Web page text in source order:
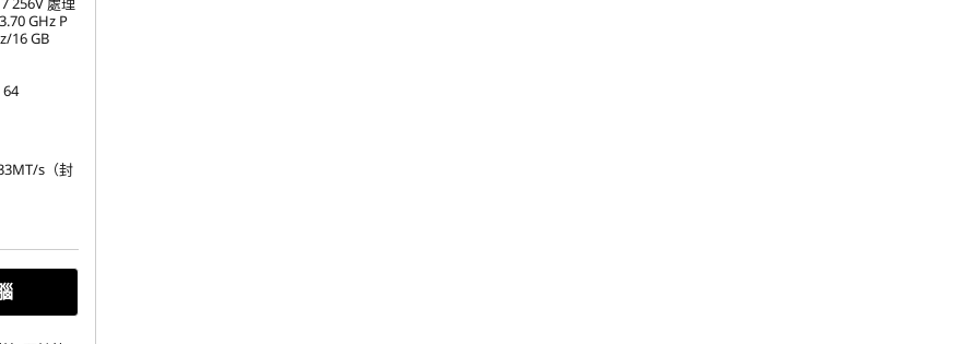
GHz P
16 GB
s（封
PCIe